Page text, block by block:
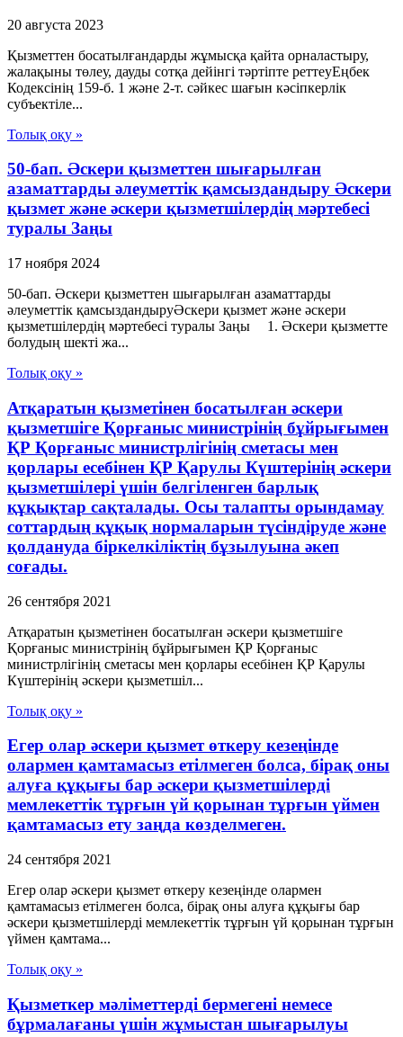
20 августа 2023
Қызметтен босатылғандарды жұмысқа қайта орналастыру,
жалақыны төлеу, дауды сотқа дейінгі тәртіпте реттеуЕңбек
Кодексінің 159-б. 1 және 2-т. сәйкес шағын кәсіпкерлік
субъектіле...
Толық оқу »
50-бап. Әскери қызметтен шығарылған
азаматтарды әлеуметтік қамсыздандыру Әскери
қызмет және әскери қызметшілердің мәртебесі
туралы Заңы
17 ноября 2024
50-бап. Әскери қызметтен шығарылған азаматтарды
әлеуметтік қамсыздандыруӘскери қызмет және әскери
қызметшілердің мәртебесі туралы Заңы 1. Әскери қызметте
болудың шекті жа...
Толық оқу »
Атқаратын қызметінен босатылған әскери
қызметшіге Қорғаныс министрінің бұйрығымен
ҚР Қорғаныс министрлігінің сметасы мен
қорлары есебінен ҚР Қарулы Күштерінің әскери
қызметшілері үшін белгіленген барлық
құқықтар сақталады. Осы талапты орындамау
соттардың құқық нормаларын түсіндіруде және
қолдануда біркелкіліктің бұзылуына әкеп
соғады.
26 сентября 2021
Атқаратын қызметінен босатылған әскери қызметшіге
Қорғаныс министрінің бұйрығымен ҚР Қорғаныс
министрлігінің сметасы мен қорлары есебінен ҚР Қарулы
Күштерінің әскери қызметшіл...
Толық оқу »
Егер олар әскери қызмет өткеру кезеңінде
олармен қамтамасыз етілмеген болса, бірақ оны
алуға құқығы бар әскери қызметшілерді
мемлекеттік тұрғын үй қорынан тұрғын үймен
қамтамасыз ету заңда көзделмеген.
24 сентября 2021
Егер олар әскери қызмет өткеру кезеңінде олармен
қамтамасыз етілмеген болса, бірақ оны алуға құқығы бар
әскери қызметшілерді мемлекеттік тұрғын үй қорынан тұрғын
үймен қамтама...
Толық оқу »
Қызметкер мәліметтерді бермегені немесе
бұрмалағаны үшiн жұмыстан шығарылуы